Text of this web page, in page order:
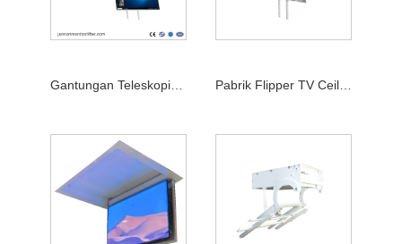
Gantungan Teleskopik Remote Control 32-70 Inch TV Listrik Ceiling Flipper Pabrik Flipper TV Ceiling Lift Machenism